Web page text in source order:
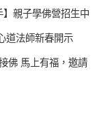
親子學佛營招生中
道法師新春開示
佛 馬上有福，邀請